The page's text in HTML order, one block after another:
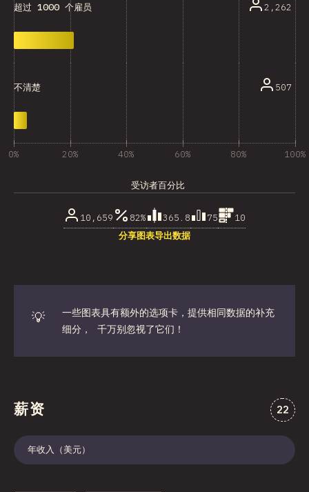
超过 1000 个雇员 2,262
不清楚 507
0% 20% 40% 60% 80% 100%
受访者百分比
10,659 82% 365.8 75
10
分享图表导出数据
💡
一些图表具有额外的选项卡，提供相同数据的补充
细分， 千万别忽视了它们！
薪资 对“薪
22
年收入（美元）